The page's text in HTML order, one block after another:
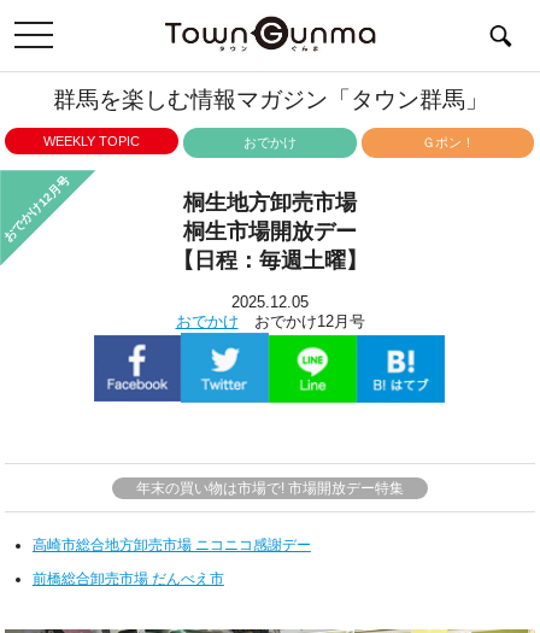
toggle
navigation
群馬を楽しむ情報マガジン「タウン群馬」
WEEKLY TOPIC おでかけ Ｇポン！
おでかけ12月号
桐生地方卸売市場
桐生市場開放デー
【日程：毎週土曜】
2025.12.05
おでかけ おでかけ12月号
年末の買い物は市場で! 市場開放デー特集
高崎市総合地方卸売市場 ニコニコ感謝デー
前橋総合卸売市場 だんべえ市